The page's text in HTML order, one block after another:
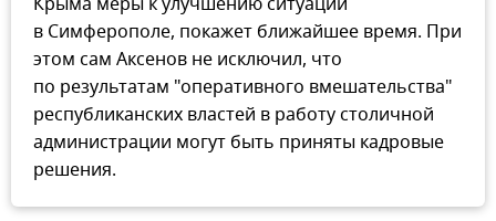
в Симферополе, покажет ближайшее время. При
этом сам Аксенов не исключил, что
по результатам "оперативного вмешательства"
республиканских властей в работу столичной
администрации могут быть приняты кадровые
решения.